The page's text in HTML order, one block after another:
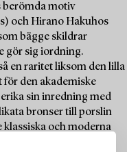
berömda motiv
och Hirano Hakuhos
bägge skildrar
gör sig iordning.
en raritet liksom den lilla
för den akademiske
sin inredning med
bronser till porslin
klassiska och moderna